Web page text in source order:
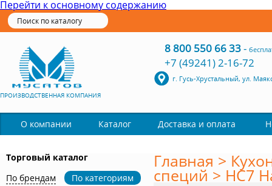
Перейти к основному содержанию
ПРОИЗВОДСТВЕННАЯ КОМПАНИЯ
8 800 550 66 33-
+7 (49241) 2-16-72
г. Гусь-Хрустальный, ул.
О компании Каталог Доставка и оплата
Торговый каталог
По брендам
По категориям
Главная >
специй > НС7